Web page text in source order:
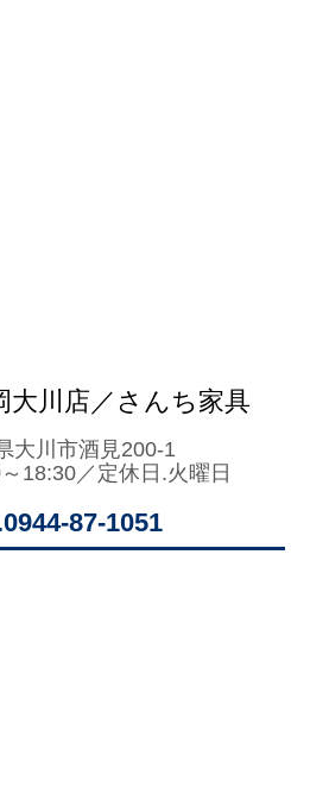
大川店／さんち家具
大川市酒見200-1
18:30／定休日.火曜日
87-1051